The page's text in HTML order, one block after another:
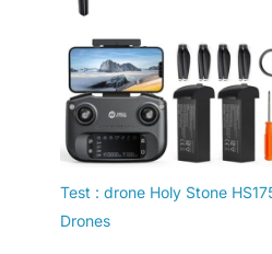
la
nettes
Test : drone Holy Stone
Drones